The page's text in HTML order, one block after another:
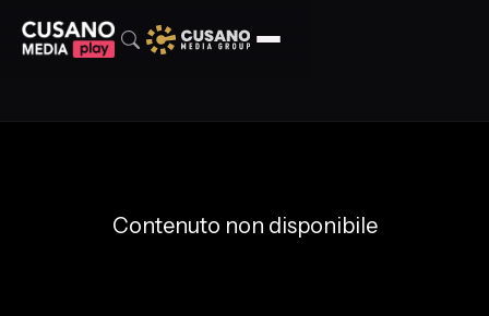
Contenuto non disponibile